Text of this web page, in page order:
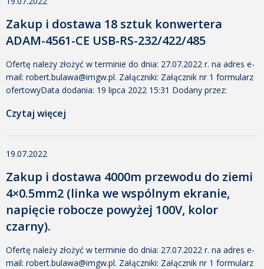
Zakup i dostawa 18 sztuk konwertera
ADAM-4561-CE USB-RS-232/422/485
Ofertę należy złożyć w terminie do dnia: 27.07.2022 r. na adres e-
mail: robert.bulawa@imgw.pl. Załączniki: Załącznik nr 1 formularz
ofertowyData dodania: 19 lipca 2022 15:31 Dodany przez:
klauzula informacyjna RODOData dodania: 19 lipca 2022 15:31
[…]
Czytaj więcej
19.07.2022
Zakup i dostawa 4000m przewodu do ziemi
4×0.5mm2 (linka we wspólnym ekranie,
napięcie robocze powyżej 100V, kolor
czarny).
Ofertę należy złożyć w terminie do dnia: 27.07.2022 r. na adres e-
mail: robert.bulawa@imgw.pl. Załączniki: Załącznik nr 1 formularz